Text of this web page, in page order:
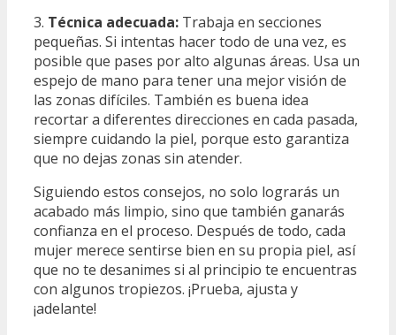
3. Técnica adecuada: Trabaja en secciones
pequeñas. Si intentas hacer todo de una vez, es
posible que pases por alto algunas áreas. Usa un
espejo de mano para tener una mejor visión de
las zonas difíciles. También es buena idea
recortar a diferentes direcciones en cada pasada,
siempre cuidando la piel, porque esto garantiza
que no dejas zonas sin atender.
Siguiendo estos consejos, no solo lograrás un
acabado más limpio, sino que también ganarás
confianza en el proceso. Después de todo, cada
mujer merece sentirse bien en su propia piel, así
que no te desanimes si al principio te encuentras
con algunos tropiezos. ¡Prueba, ajusta y
¡adelante!